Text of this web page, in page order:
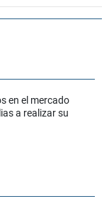
en el mercado
a realizar su